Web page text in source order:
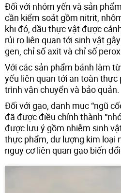
Đối với nhóm yến và sản
cần kiểm soát gồm nitrit,
khi đó, dầu thực vật được
rủi ro liên quan tới sinh vật
gen, chỉ số axit và chỉ số
Với các sản phẩm bánh làm
yếu liên quan tới an toàn thực
trình vận chuyển và bảo quản.
Đối với gạo, danh mục “ngũ
đã được điều chỉnh thành
được lưu ý gồm nhiễm sinh
thực phẩm, dư lượng kim loại
nguy cơ liên quan gạo biến đổi